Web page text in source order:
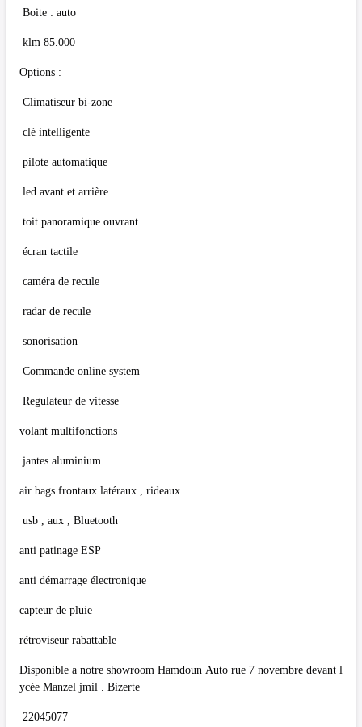
Boite : auto
klm 85.000
Options :
Climatiseur bi-zone
clé intelligente
pilote automatique
led avant et arrière
toit panoramique ouvrant
écran tactile
caméra de recule
radar de recule
sonorisation
Commande online system
Regulateur de vitesse
volant multifonctions
jantes aluminium
air bags frontaux latéraux , rideaux
usb , aux , Bluetooth
anti patinage ESP
anti démarrage électronique
capteur de pluie
rétroviseur rabattable
Disponible a notre showroom Hamdoun Auto rue 7 novembre devant l
ycée Manzel jmil . Bizerte
22045077